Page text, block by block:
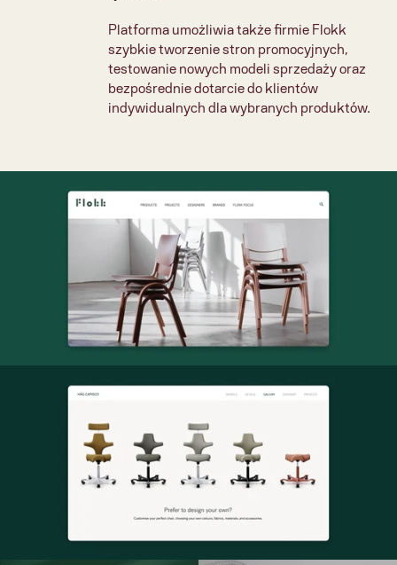
Platforma umożliwia także firmie Flokk
szybkie tworzenie stron promocyjnych,
testowanie nowych modeli sprzedaży oraz
bezpośrednie dotarcie do klientów
indywidualnych dla wybranych produktów.